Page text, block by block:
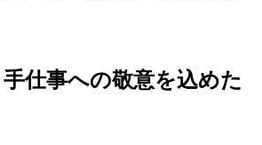
仕事への敬意を込めた